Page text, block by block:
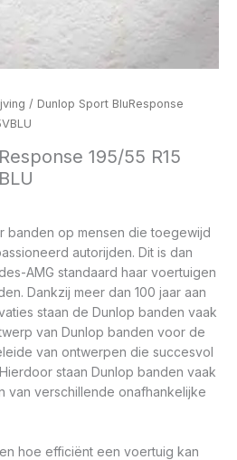
/ Dunlop Sport BluResponse
195/55 R15
banden op mensen die toegewijd
autorijden. Dit is dan
AMG standaard haar voertuigen
Dankzij meer dan 100 jaar aan
staan de Dunlop banden vaak
van Dunlop banden voor de
van ontwerpen die succesvol
staan Dunlop banden vaak
van verschillende onafhankelijke
hoe efficiënt een voertuig kan